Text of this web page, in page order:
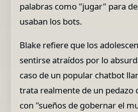
palabras como "jugar" para
usaban los bots.
Blake refiere que los
sentirse atraídos por lo
caso de un popular chatbot
trata realmente de un pedazo
con "sueños de gobernar el